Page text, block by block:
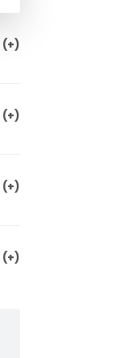
(+)
(+)
(+)
(+)